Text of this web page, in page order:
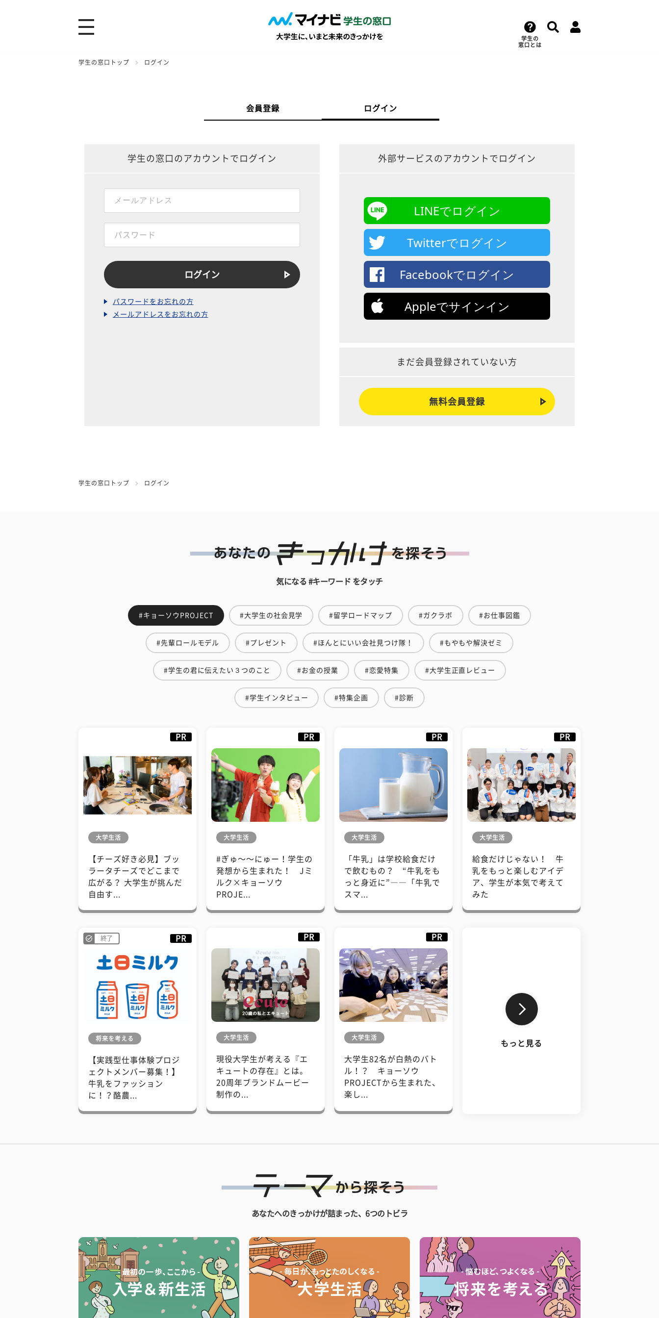
学生の
窓口とは
学生の窓口トップ ログイン
会員登録 ログイン
学生の窓口のアカウントでログイン
パスワードをお忘れの方
メールアドレスをお忘れの方
外部サービスのアカウントでログイン
LINEでログイン
Twitterでログイン
Facebookでログイン
Appleでサインイン
まだ会員登録されていない方
無料会員登録
学生の窓口トップ ログイン
気になる #キーワード をタッチ
#キョーソウPROJECT #大学生の社会見学 #留学ロードマップ #ガクラボ #お仕事図鑑
#先輩ロールモデル #プレゼント #ほんとにいい会社見つけ隊！ #もやもや解決ゼミ
#学生の君に伝えたい３つのこと #お金の授業 #恋愛特集 #大学生正直レビュー
#学生インタビュー #特集企画 #診断
PR
大学生活
【チーズ好き必見】ブッ
ラータチーズでどこまで
広がる？ 大学生が挑んだ
自由す...
PR
大学生活
#ぎゅ〜〜にゅー！学生の
発想から生まれた！ Jミ
ルク×キョーソウ
PROJE...
PR
大学生活
「牛乳」は学校給食だけ
で飲むもの？ “牛乳をも
っと身近に”――「牛乳で
スマ...
PR
大学生活
給食だけじゃない！ 牛
乳をもっと楽しむアイデ
ア、学生が本気で考えて
みた
終了 PR
将来を考える
【実践型仕事体験プロジ
ェクトメンバー募集！】
牛乳をファッション
に！？酪農...
PR
大学生活
現役大学生が考える『エ
キュートの存在』とは。
20周年ブランドムービー
制作の...
PR
大学生活
大学生82名が白熱のバト
ル！？ キョーソウ
PROJECTから生まれた、
楽し...
もっと見る
あなたへのきっかけが詰まった、6つのトビラ